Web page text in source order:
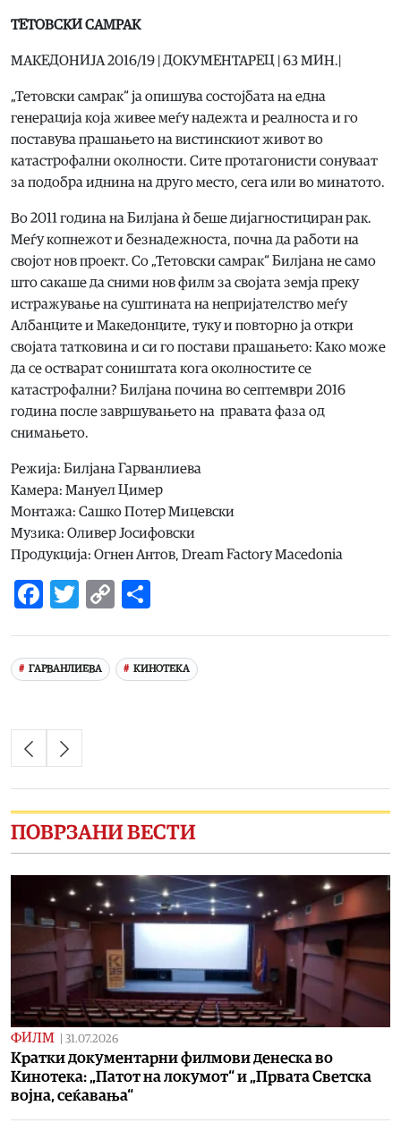
ТЕТОВСКИ САМРАК
МАКЕДОНИЈА 2016/19 | ДОКУМЕНТАРЕЦ | 63 МИН.|
„Тетовски самрак“ ја опишува состојбата на една
генерација која живее меѓу надежта и реалноста и го
поставува прашањето на вистинскиот живот во
катастрофални околности. Сите протагонисти сонуваат
за подобра иднина на друго место, сега или во минатото.
Во 2011 година на Билјана ѝ беше дијагностициран рак.
Меѓу копнежот и безнадежноста, почна да работи на
својот нов проект. Со „Тетовски самрак“ Билјана не само
што сакаше да сними нов филм за својата земја преку
истражување на суштината на непријателство меѓу
Албанците и Македонците, туку и повторно ја откри
својата татковина и си го постави прашањето: Како може
да се остварат соништата кога околностите се
катастрофални? Билјана почина во септември 2016
година после завршувањето на правата фаза од
снимањето.
Режија: Билјана Гарванлиева
Камера: Мануел Цимер
Монтажа: Сашко Потер Мицевски
Музика: Оливер Јосифовски
Продукција: Огнен Антов, Dream Factory Macedonia
Facebook
Twitter
Copy
ГАРВАНЛИЕВА КИНОТЕКА
ПОВРЗАНИ ВЕСТИ
ФИЛМ 31.07.2026
Кратки документарни филмови денеска во
Кинотека: „Патот на локумот“ и „Првата Светска
војна, сеќавања“